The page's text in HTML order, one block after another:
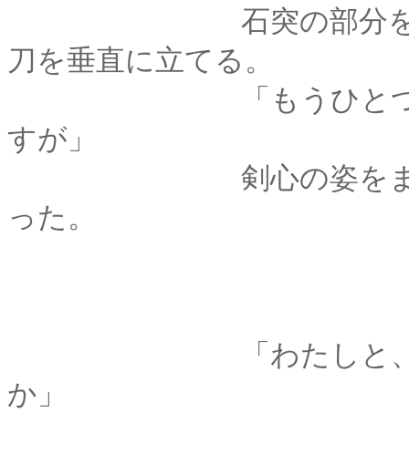
石突の部分を右足の
刀を垂直に立てる。
「もうひとつ、無理
すが」
剣心の姿をまっすぐ
った。
「わたしと、手合わ
か」